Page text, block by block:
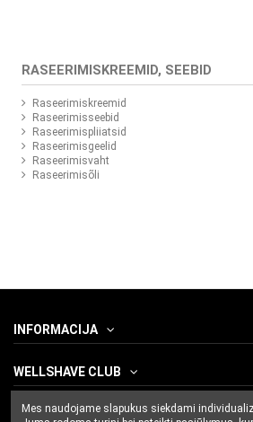
RASEERIMISKREEMID, SEEBID
Raseerimiskreemid
Raseerimisseebid
Raseerimispliiatsid
Raseerimisgeelid
Raseerimisvaht
Raseerimisõli
INFORMACIJA
WELLSHAVE CLUB
CONTACT US
Mes naudojame slapukus siekdami